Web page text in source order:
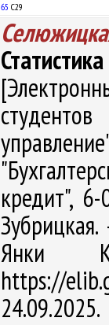
65 С29
Статистика
кредит",
Янки
https://
24.09.2025.